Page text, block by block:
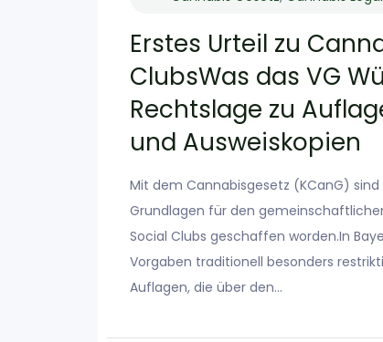
Erstes Urteil zu
ClubsWas das VG
Rechtslage zu
und Ausweiskopien
Mit dem Cannabisgesetz (KCanG)
Grundlagen für den
Social Clubs geschaffen worden.In
Vorgaben traditionell besonders
Auflagen, die über den…